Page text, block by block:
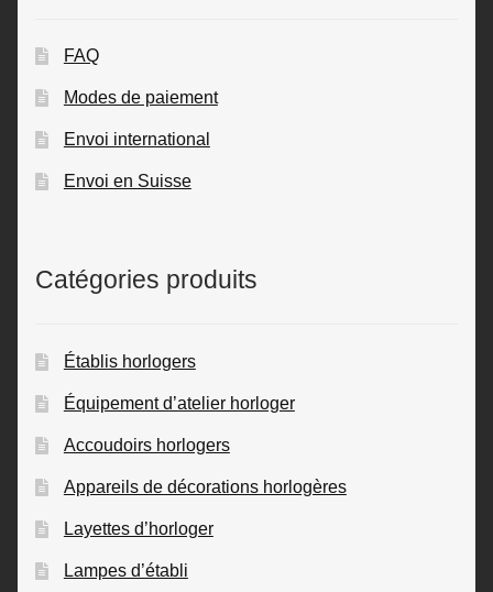
FAQ
Modes de paiement
Envoi international
Envoi en Suisse
Catégories produits
Établis horlogers
Équipement d’atelier horloger
Accoudoirs horlogers
Appareils de décorations horlogères
Layettes d’horloger
Lampes d’établi